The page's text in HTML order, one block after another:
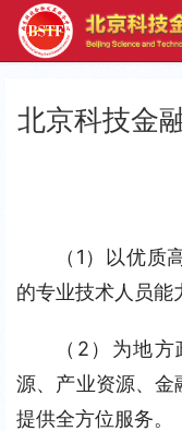
北京科技金
（1）以优
的专业技术人员能
（2）为地
源、产业资源、金
提供全方位服务。